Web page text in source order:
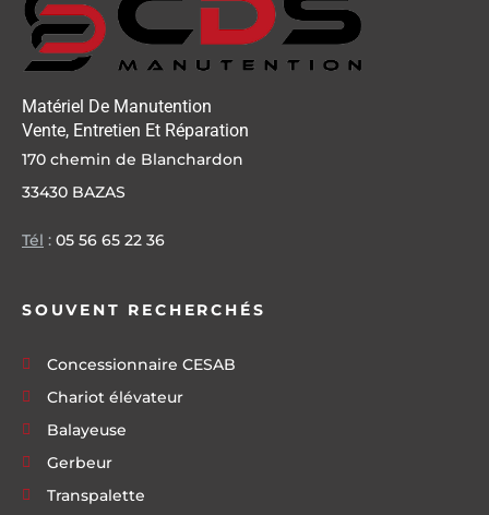
Matériel De Manutention
Vente, Entretien Et Réparation
170 chemin de Blanchardon
33430 BAZAS
Tél : 05 56 65 22 36
SOUVENT RECHERCHÉS
Concessionnaire CESAB
Chariot élévateur
Balayeuse
Gerbeur
Transpalette